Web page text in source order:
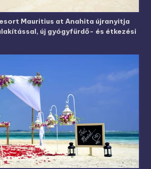
Mauritius at Anahita újranyitja
új gyógyfürdő- és étkezési